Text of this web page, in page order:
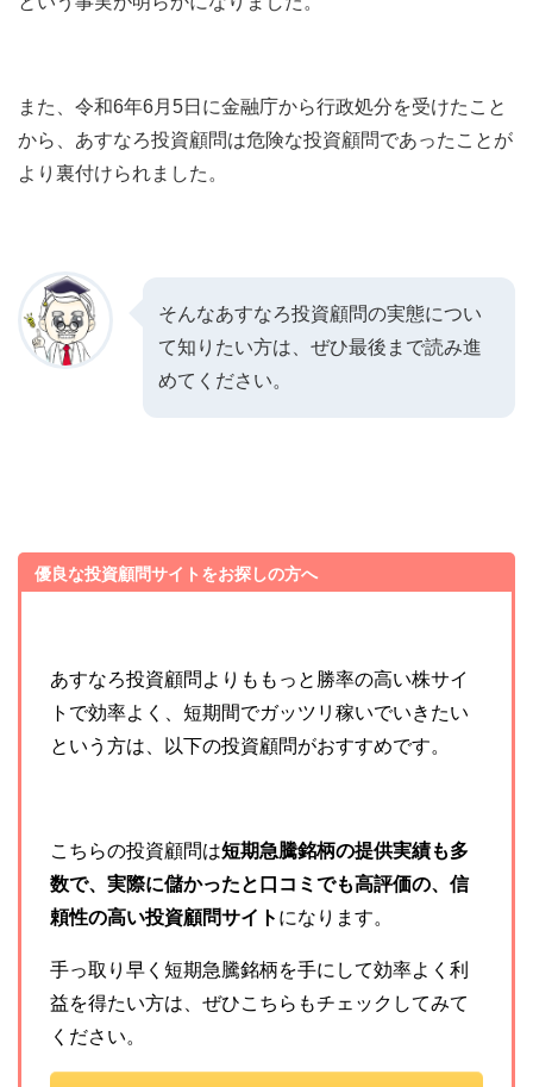
また、令和6年6月5日に金融庁から行政処分を受けたこと
から、あすなろ投資顧問は危険な投資顧問であったことが
より裏付けられました。
そんなあすなろ投資顧問の実態につい
て知りたい方は、ぜひ最後まで読み進
めてください。
優良な投資顧問サイトをお探しの方へ
あすなろ投資顧問よりももっと勝率の高い株サイ
トで効率よく、短期間でガッツリ稼いでいきたい
という方は、以下の投資顧問がおすすめです。
こちらの投資顧問は短期急騰銘柄の提供実績も多
数で、実際に儲かったと口コミでも高評価の、信
頼性の高い投資顧問サイト になります。
手っ取り早く短期急騰銘柄を手にして効率よく利
益を得たい方は、ぜひこちらもチェックしてみて
ください。